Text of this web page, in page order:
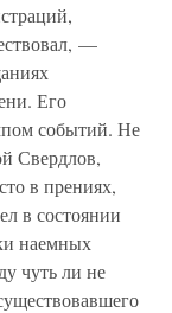
—
Его
событий. Не
Свердлов,
в прениях,
в состоянии
наемных
чуть ли не